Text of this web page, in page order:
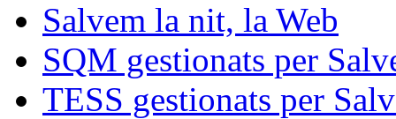
Salvem la nit, la Web
SQM gestionats per
TESS gestionats per